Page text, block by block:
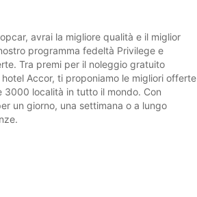
avrai la migliore qualità e il miglior
programma fedeltà Privilege e
Tra premi per il noleggio gratuito
Accor, ti proponiamo le migliori offerte
3000 località in tutto il mondo. Con
un giorno, una settimana o a lungo